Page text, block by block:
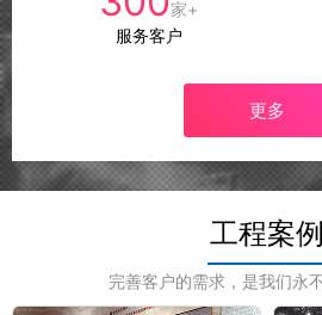
家+
服务客户
更多
工程案例
完善客户的需求，是我们永